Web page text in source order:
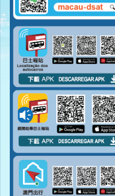
請排隊上車。 請勿將
腳踏到對面座位上。
請先包裹好易碎物品
才上車。
嚴禁在車廂內吸煙。
請勿攜帶大型物件上
巴士。
上車後請盡量行入車
廂中間。
巴士未停穩，請勿上
落車。
請於指定車門上落
車。
請勿阻塞行人通道。